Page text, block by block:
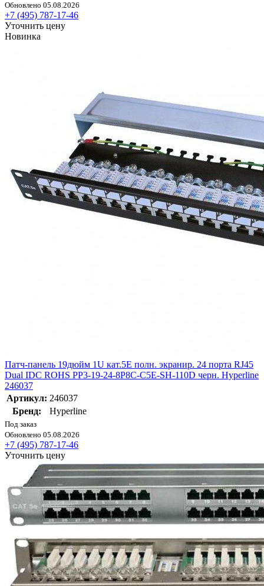
Обновлено 05.08.2026
+7 (495) 787-17-46
Уточнить цену
Новинка
Патч-панель 19дюйм 1U кат.5E полн. экранир. 24 порта RJ45
Dual IDC ROHS PP3-19-24-8P8C-C5E-SH-110D черн. Hyperline
246037
Артикул: 246037
Бренд:
Hyperline
Под заказ
Обновлено 05.08.2026
+7 (495) 787-17-46
Уточнить цену